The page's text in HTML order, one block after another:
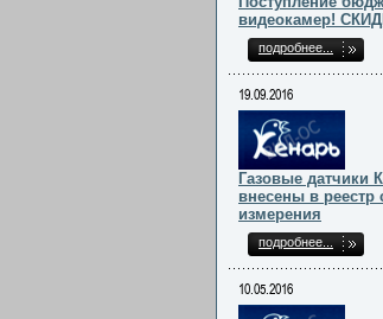
видеокамер!
подробнее...
19.09.2016
Газовые датчики
внесены в реестр
измерения
подробнее...
10.05.2016